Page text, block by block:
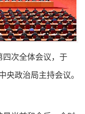
次全体会议，于
政治局主持会议。